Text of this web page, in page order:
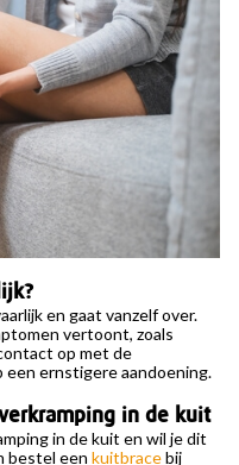
en gaat vanzelf over.
vertoont, zoals
op met de
een ernstigere aandoening.
in de kuit
in de kuit en wil je dit
bestel eenkuitbracebij